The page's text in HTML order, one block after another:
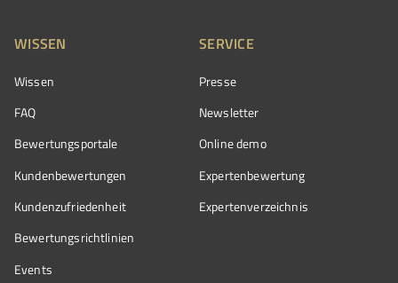
WISSEN
Wissen
FAQ
Bewertungsportale
Kundenbewertungen
Kundenzufriedenheit
Bewertungs­richtlinien
Events
SERVICE
Presse
Newsletter
Online demo
Expertenbewertung
Expertenverzeichnis